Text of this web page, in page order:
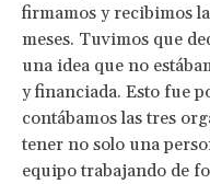
firmamos y recibimos
meses. Tuvimos que
una idea que no
y financiada. Esto fue
contábamos las tres
tener no solo una
equipo trabajando de